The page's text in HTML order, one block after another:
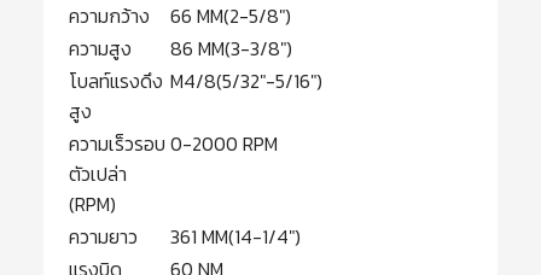
ความกว้าง
66 MM(2-5/8″)
ความสูง
86 MM(3-3/8″)
โบลท์แรงดึง
สูง
M4/8(5/32″-5/16″)
ความเร็วรอบ
ตัวเปล่า
(RPM)
0-2000 RPM
ความยาว
361 MM(14-1/4″)
แรงบิด
60 NM